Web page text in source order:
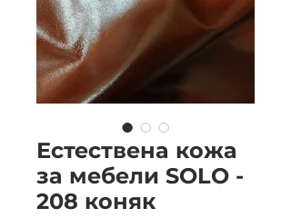
Естествена кожа
за мебели SOLO -
208 коняк